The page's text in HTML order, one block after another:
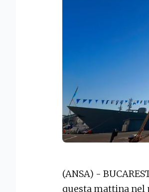
(ANSA) -
questa mattina nel